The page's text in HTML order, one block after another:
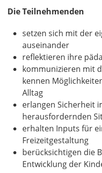
Die Teilnehmenden
setzen sich mit der
auseinander
reflektieren ihre
kommunizieren mit
kennen
Alltag
erlangen Sicherheit
herausfordernden
erhalten Inputs für
Freizeitgestaltung
berücksichtigen die
Entwicklung der